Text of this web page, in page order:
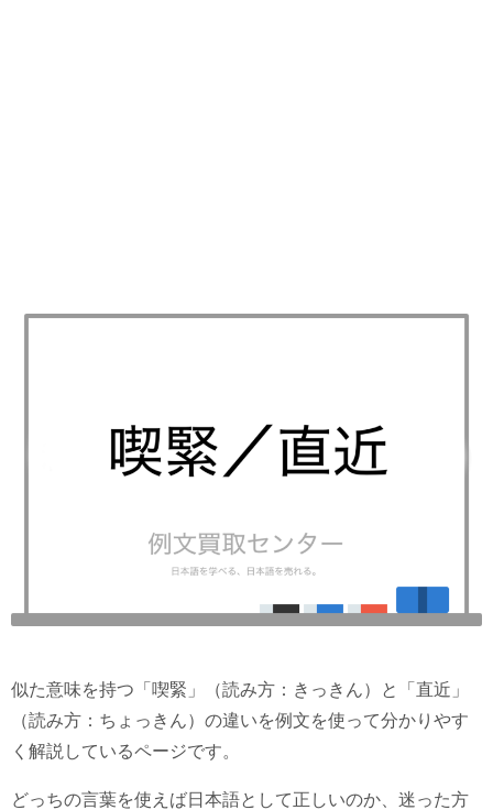
似た意味を持つ「喫緊」（読み方：きっきん）と「直近」
（読み方：ちょっきん）の違いを例文を使って分かりやす
く解説しているページです。
どっちの言葉を使えば日本語として正しいのか、迷った方